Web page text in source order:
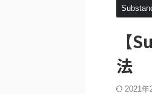
【
法
2021年